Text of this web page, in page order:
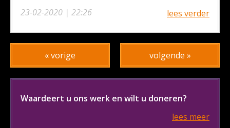
23-02-2020 | 22:26
lees verder
« vorige volgende »
Waardeert u ons werk en wilt u doneren?
lees meer